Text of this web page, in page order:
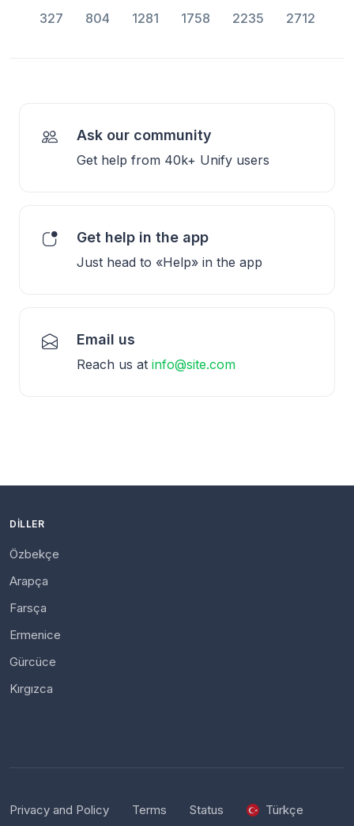
327 804 1281 1758 2235 2712
Ask our community
Get help from 40k+ Unify users
Get help in the app
Just head to «Help» in the app
Email us
Reach us at info@site.com
DILLER
Özbekçe
Arapça
Farsça
Ermenice
Gürcüce
Kırgızca
Privacy and Policy Terms Status Türkçe